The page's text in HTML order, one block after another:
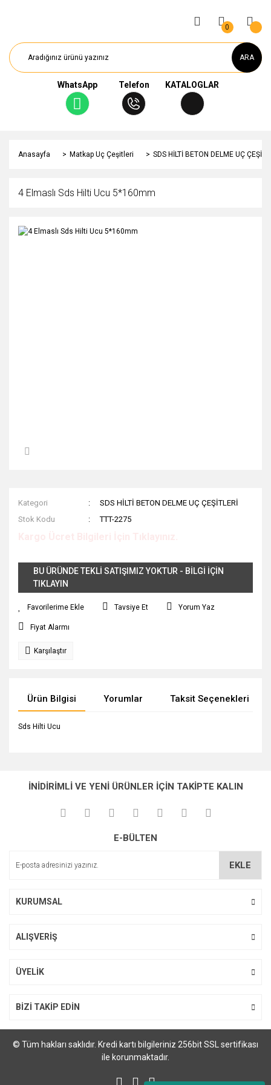
ARA
WhatsApp Telefon KATALOGLAR
0
Anasayfa Matkap Uç Çeşitleri SDS HİLTİ BETON DELME UÇ
4 Elmaslı Sds Hilti Ucu 5*160mm
Kategori
SDS HİLTİ BETON DELME UÇ ÇEŞİTLERİ
Stok Kodu
TTT-2275
BU ÜRÜNDE TEKLİ SATIŞIMIZ YOKTUR - BİLGİ İÇİN
TIKLAYIN
Tavsiye Et Yorum Yaz
Fiyat Alarmı
Karşılaştır
Ürün Bilgisi Yorumlar Taksit Seçenekleri
Sds Hilti Ucu
Yorum Yaz
kullanarak tarafımıza iletebilirsiniz.
Görüş ve önerileriniz için teşekkür ederiz.
Ürün açıklamasında eksik bilgiler bulunuyor.
İNİDİRİMLİ VE YENİ ÜRÜNLER İÇİN TAKİPTE KALIN
E-BÜLTEN
EKLE
KURUMSAL
ALIŞVERİŞ
ÜYELİK
BİZİ TAKİP EDİN
© Tüm hakları saklıdır. Kredi kartı bilgileriniz 256bit SSL sertifikası
ile korunmaktadır.